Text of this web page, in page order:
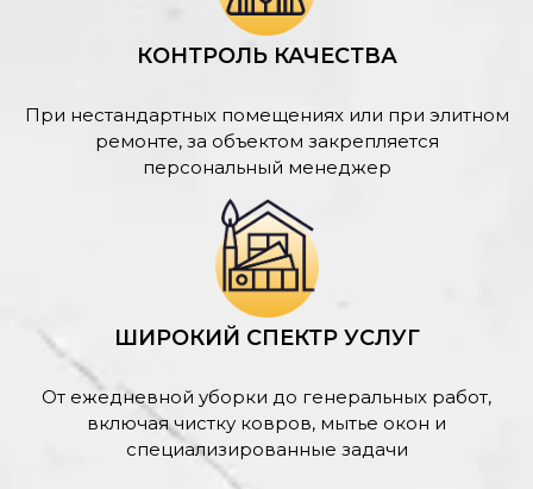
КОНТРОЛЬ КАЧЕСТВА
При нестандартных помещениях или при элитном
ремонте, за объектом закрепляется
персональный менеджер
ШИРОКИЙ СПЕКТР УСЛУГ
От ежедневной уборки до генеральных работ,
включая чистку ковров, мытье окон и
специализированные задачи